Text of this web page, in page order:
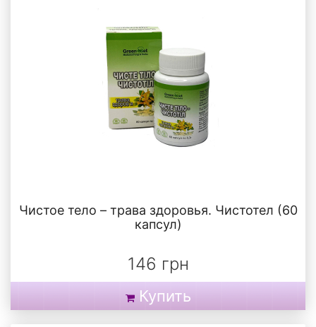
Чистое тело – трава здоровья. Чистотел (60
капсул)
146 грн
Купить